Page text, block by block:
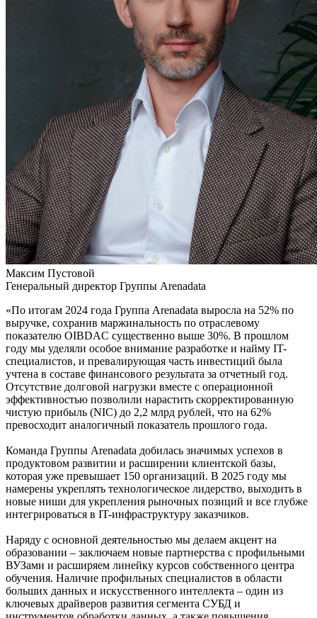
Максим Пустовой
Генеральный директор Группы Arenadata
«По итогам 2024 года Группа Arenadata выросла на 52% по
выручке, сохранив маржинальность по отраслевому
показателю OIBDAC существенно выше 30%. В прошлом
году мы уделяли особое внимание разработке и найму IT-
специалистов, и превалирующая часть инвестиций была
учтена в составе финансового результата за отчетный год.
Отсутствие долговой нагрузки вместе с операционной
эффективностью позволили нарастить скорректированную
чистую прибыль (NIC) до 2,2 млрд рублей, что на 62%
превосходит аналогичный показатель прошлого года.
Команда Группы Arenadata добилась значимых успехов в
продуктовом развитии и расширении клиентской базы,
которая уже превышает 150 организаций. В 2025 году мы
намерены укреплять технологическое лидерство, выходить в
новые ниши для укрепления рыночных позиций и все глубже
интегрироваться в IT-инфраструктуру заказчиков.
Наряду с основной деятельностью мы делаем акцент на
образовании – заключаем новые партнерства с профильными
ВУЗами и расширяем линейку курсов собственного центра
обучения. Наличие профильных специалистов в области
больших данных и искусственного интеллекта – один из
ключевых драйверов развития сегмента СУБД и